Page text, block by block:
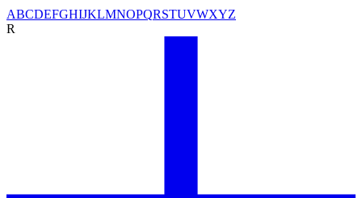
ABCDEFGHIJKLMNOPQRSTUVWXYZ
R